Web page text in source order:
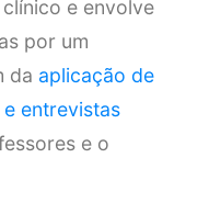
e envolve
por um
da aplicação de
entrevistas
e o